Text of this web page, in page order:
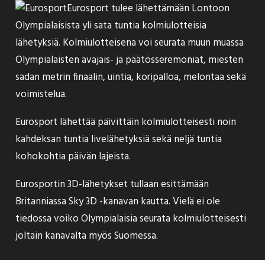
Eurosport tulee lähettämään Lontoon
Olympialaisista yli sata tuntia kolmiulotteisia
lähetyksiä. Kolmiulotteisena voi seurata muun muassa
Olympialaisten avajais- ja päätösseremoniat, miesten
sadan metrin finaalin, uintia, koripalloa, melontaa sekä
voimistelua.
Eurosport lähettää päivittäin kolmiulotteisesti noin
kahdeksan tuntia livelähetyksiä sekä neljä tuntia
kohokohtia päivän lajeista.
Eurosportin 3D-lähetykset tullaan esittämään
Britanniassa Sky 3D -kanavan kautta. Vielä ei ole
tiedossa voiko Olympialaisia seurata kolmiulotteisesti
joltain kanavalta myös Suomessa.